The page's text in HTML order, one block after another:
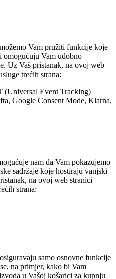
Vam pružiti funkcije koje
omogućuju Vam udobno
Uz Vaš pristanak, na ovoj web
trećih strana:
(Universal Event Tracking)
Google Consent Mode, Klarna,
nam da Vam pokazujemo
sadržaje koje hostiraju vanjski
na ovoj web stranici
strana:
samo osnovne funkcije
na primjer, kako bi Vam
u Vašoj košarici za kupnju